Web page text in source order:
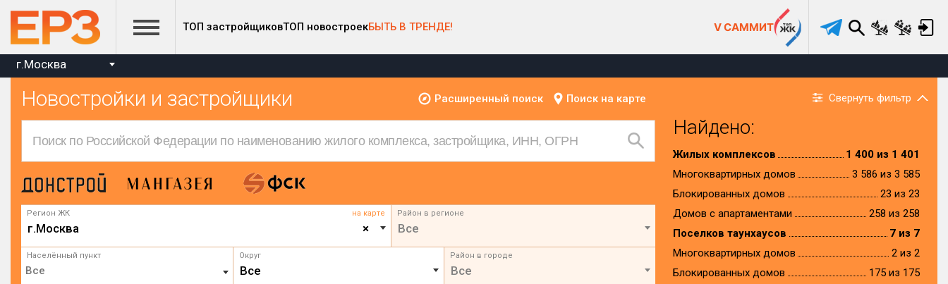
ТОП застройщиковТОП новостроекБЫТЬ В ТРЕНДЕ! V САММИТ
г.Москва
Новостройки и застройщики Расширенный поиск Поиск на карте Свернуть фильтр
Регион ЖК на карте
×
г.Москва
Район в регионе
Все
Населённый пункт Округ
Все
Район в городе
Все
Найдено:
Жилых комплексов
1 400 из 1 401
Многоквартирных домов
3 586 из 3 585
Блокированных домов
23 из 23
Домов с апартаментами
258 из 258
Поселков таунхаусов
7 из 7
Многоквартирных домов
2 из 2
Блокированных домов
175 из 175